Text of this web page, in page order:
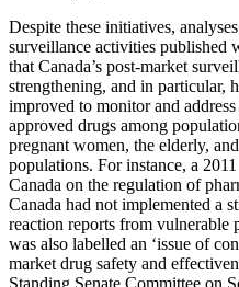
Despite these initiatives,
surveillance activities published
that Canada’s post-market
strengthening, and in particular,
improved to monitor and
approved drugs among
pregnant women, the elderly,
populations. For instance, a
Canada on the regulation of
Canada had not implemented a
reaction reports from vulnerable
was also labelled an ‘issue of
market drug safety and
Standing Senate Committee on